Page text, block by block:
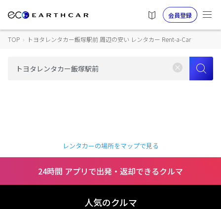
会員登録
TOP › トヨタレンタカー飯塚駅前 周辺の安い レンタカー Rent-a-Car
レンタカーの場所をマップで見る
24時間 アプリで出発・返却できるクルマ
人気のクルマ